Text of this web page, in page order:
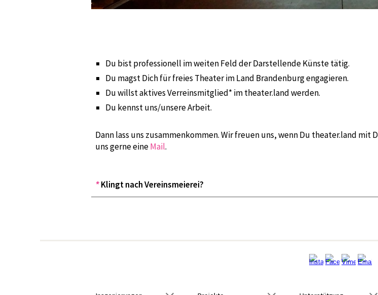
Du bist professionell im weiten Feld der Darstellende Künste tätig.
Du magst Dich für freies Theater im Land Brandenburg engagieren.
Du willst aktives Verreinsmitglied* im theater.land werden.
Du kennst uns/unsere Arbeit.
Dann lass uns zusammenkommen. Wir freuen uns, wenn Du theater.land
uns gerne eineMail.
*Klingt nach Vereinsmeierei?